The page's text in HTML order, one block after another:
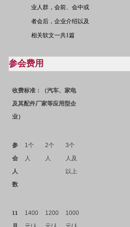
业人群，会前、会中或
者会后，企业介绍以及
相关软文一共1篇
参会费用
收费标准：（汽车、家电
及其配件厂家等应用型企
业）
参
会
人
数
1 个
人
2个
人
3个
人及
以上
11
1400
1200
1000